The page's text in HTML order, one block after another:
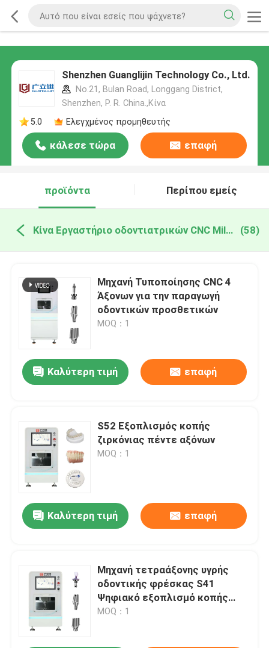
Shenzhen Guanglijin Technology Co., Ltd.
No.21, Bulan Road, Longgang District,
Shenzhen, P. R. China.,Κίνα
5.0
Ελεγχμένος προμηθευτής
κάλεσε τώρα επαφή
προϊόντα Περίπου εμείς
Κίνα Εργαστήριο οδοντιατρικών CNC Milling Machine (58)
Μηχανή Τυποποίησης CNC 4
Άξονων για την παραγωγή
οδοντικών προσθετικών
MOQ：1
Καλύτερη τιμή επαφή
S52 Εξοπλισμός κοπής
ζιρκόνιας πέντε αξόνων
MOQ：1
Καλύτερη τιμή επαφή
Μηχανή τετραάξονης υγρής
οδοντικής φρέσκας S41
Ψηφιακό εξοπλισμό κοπής
στην καρέκλα
MOQ：1